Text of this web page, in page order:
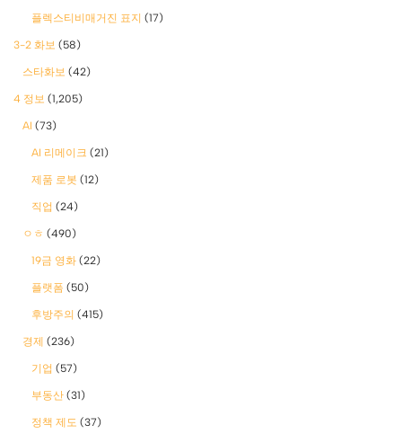
플렉스티비매거진 표지 (17)
3-2 화보 (58)
스타화보 (42)
4 정보 (1,205)
AI (73)
AI 리메이크 (21)
제품 로봇 (12)
직업 (24)
ㅇㅎ (490)
19금 영화 (22)
플랫폼 (50)
후방주의 (415)
경제 (236)
기업 (57)
부동산 (31)
정책 제도 (37)